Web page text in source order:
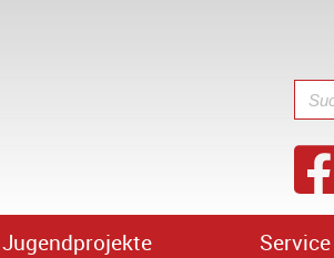
Jugendprojekte Service